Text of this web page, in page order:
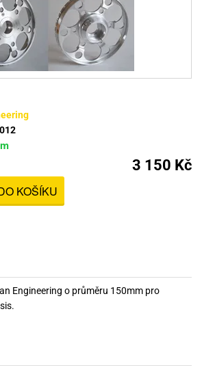
3 150 Kč
KOŠÍKU
Engineering o průměru 150mm pro